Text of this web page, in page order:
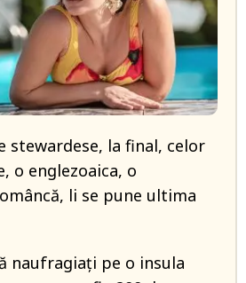
stewardese, la final, celor
o englezoaica, o
li se pune ultima
naufragiați pe o insula